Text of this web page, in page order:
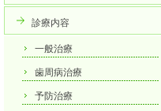
診療内容
一般治療
歯周病治療
予防治療